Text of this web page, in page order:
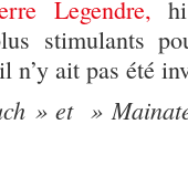
Legendre,
stimulants
n’y ait pas été
» et »